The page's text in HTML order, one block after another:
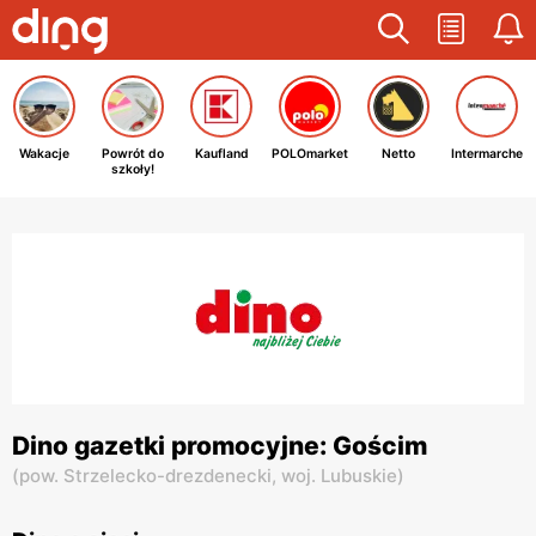
Wakacje
Powrót do
szkoły!
Kaufland POLOmarket Netto Intermarche
Dino gazetki promocyjne: Gościm
(pow. Strzelecko-drezdenecki, woj. Lubuskie)